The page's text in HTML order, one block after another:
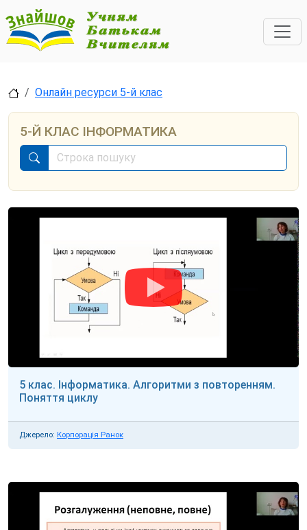
Онлайн ресурси 5-й клас
5-Й КЛАС ІНФОРМАТИКА
5 клас. Інформатика. Алгоритми з повторенням.
Поняття циклу
Джерело: Корпорація Ранок